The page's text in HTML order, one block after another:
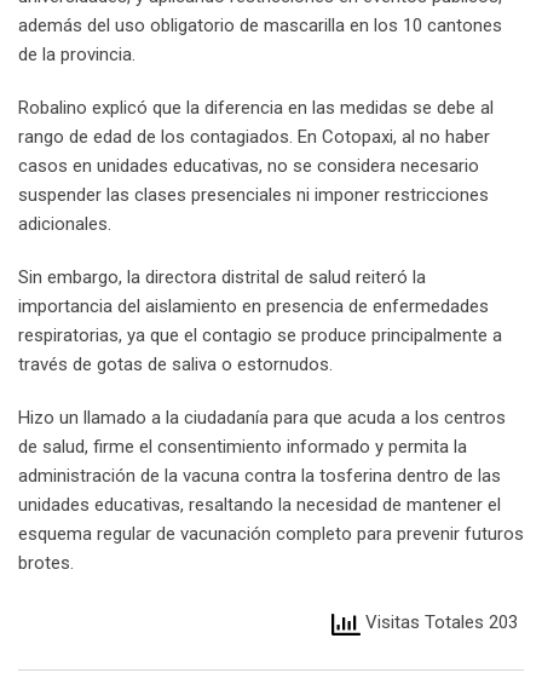
además del uso obligatorio de mascarilla en los 10 cantones
de la provincia.
Robalino explicó que la diferencia en las medidas se debe al
rango de edad de los contagiados. En Cotopaxi, al no haber
casos en unidades educativas, no se considera necesario
suspender las clases presenciales ni imponer restricciones
adicionales.
Sin embargo, la directora distrital de salud reiteró la
importancia del aislamiento en presencia de enfermedades
respiratorias, ya que el contagio se produce principalmente a
través de gotas de saliva o estornudos.
Hizo un llamado a la ciudadanía para que acuda a los centros
de salud, firme el consentimiento informado y permita la
administración de la vacuna contra la tosferina dentro de las
unidades educativas, resaltando la necesidad de mantener el
esquema regular de vacunación completo para prevenir futuros
brotes.
Visitas Totales 203